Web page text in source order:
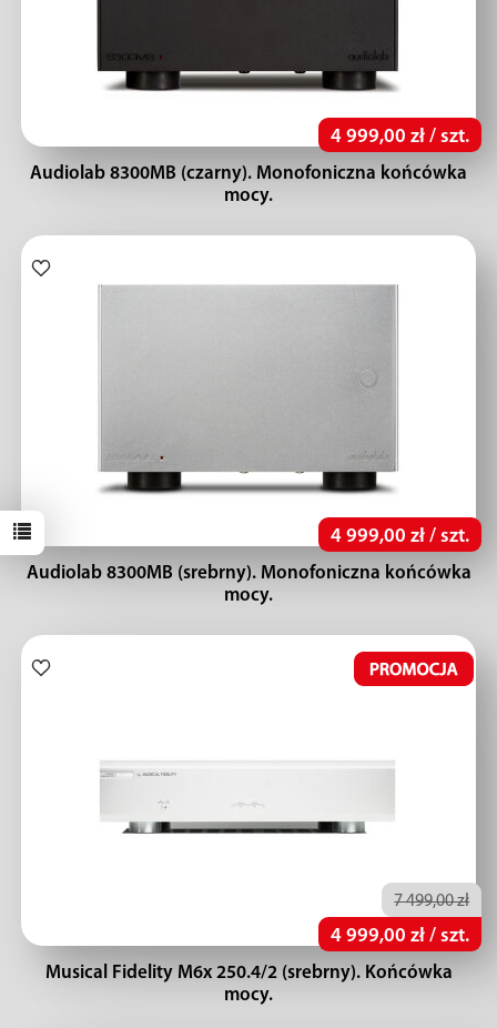
4 999,00 zł / szt.
Audiolab 8300MB (czarny). Monofoniczna końcówka
mocy.
4 999,00 zł / szt.
Audiolab 8300MB (srebrny). Monofoniczna końcówka
mocy.
7 499,00 zł
4 999,00 zł / szt.
Musical Fidelity M6x 250.4/2 (srebrny). Końcówka
mocy.